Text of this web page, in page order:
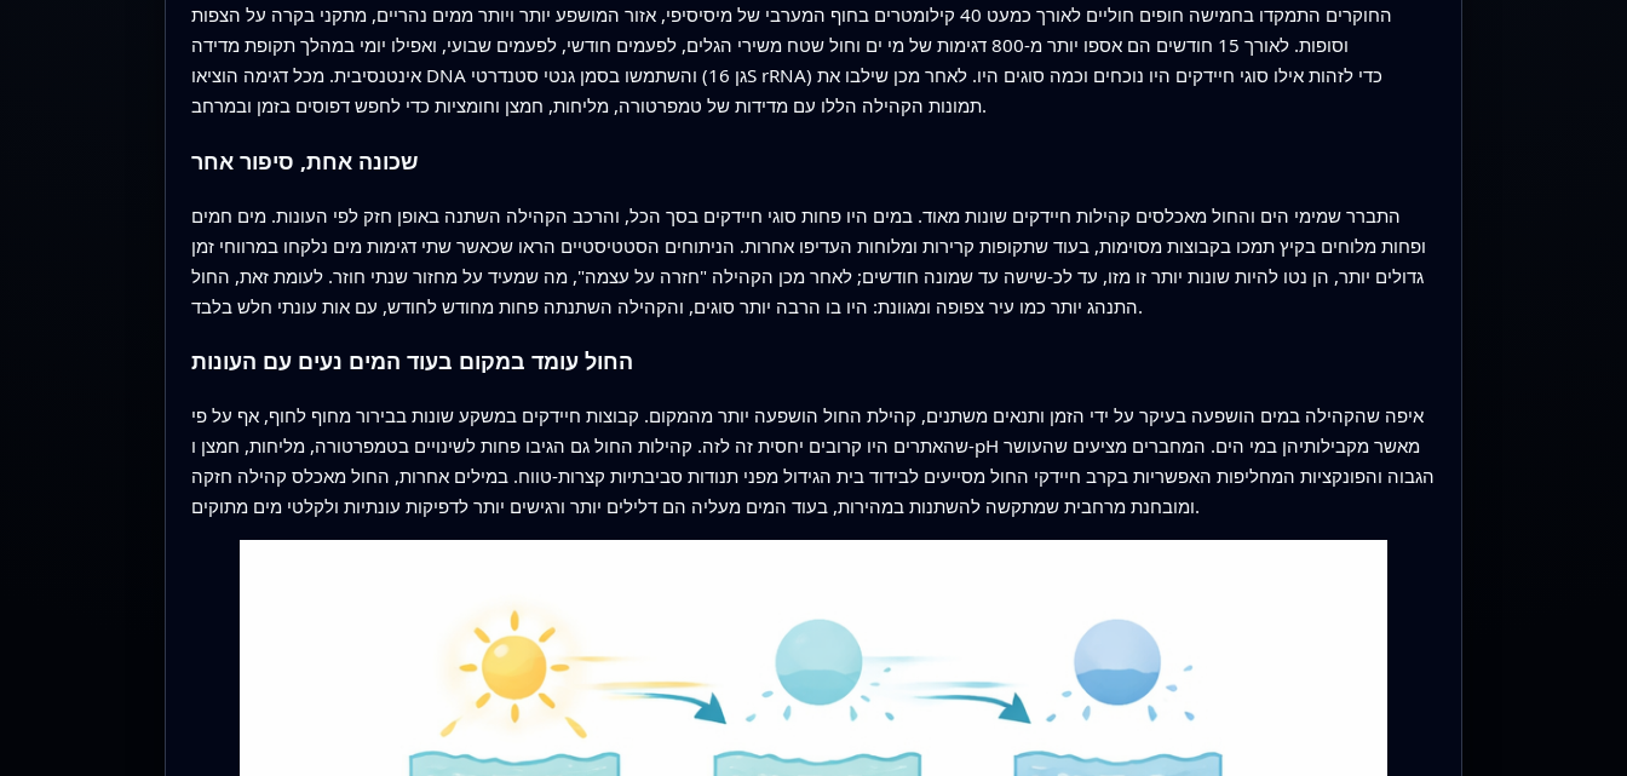
החוקרים התמקדו בחמישה חופים חוליים לאורך כמעט 40 קילומטרים בחוף המערבי של מיסיסיפי, אזור המושפע יותר ויותר ממים נהריים, מתקני בקרה על הצפות
וסופות. לאורך 15 חודשים הם אספו יותר מ‑800 דגימות של מי ים וחול שטח משירי הגלים, לפעמים חודשי, לפעמים שבועי, ואפילו יומי במהלך תקופת מדידה
אינטנסיבית. מכל דגימה הוציאו DNA והשתמשו בסמן גנטי סטנדרטי (גן 16S rRNA) כדי לזהות אילו סוגי חיידקים היו נוכחים וכמה סוגים היו. לאחר מכן שילבו את
תמונות הקהילה הללו עם מדידות של טמפרטורה, מליחות, חמצן וחומציות כדי לחפש דפוסים בזמן ובמרחב.
שכונה אחת, סיפור אחר
התברר שמימי הים והחול מאכלסים קהילות חיידקים שונות מאוד. במים היו פחות סוגי חיידקים בסך הכל, והרכב הקהילה השתנה באופן חזק לפי העונות. מים חמים
ופחות מלוחים בקיץ תמכו בקבוצות מסוימות, בעוד שתקופות קרירות ומלוחות העדיפו אחרות. הניתוחים הסטטיסטיים הראו שכאשר שתי דגימות מים נלקחו במרווחי זמן
גדולים יותר, הן נטו להיות שונות יותר זו מזו, עד לכ‑שישה עד שמונה חודשים; לאחר מכן הקהילה "חזרה על עצמה", מה שמעיד על מחזור שנתי חוזר. לעומת זאת, החול
התנהג יותר כמו עיר צפופה ומגוונת: היו בו הרבה יותר סוגים, והקהילה השתנתה פחות מחודש לחודש, עם אות עונתי חלש בלבד.
החול עומד במקום בעוד המים נעים עם העונות
איפה שהקהילה במים הושפעה בעיקר על ידי הזמן ותנאים משתנים, קהילת החול הושפעה יותר מהמקום. קבוצות חיידקים במשקע שונות בבירור מחוף לחוף, אף על פי
שהאתרים היו קרובים יחסית זה לזה. קהילות החול גם הגיבו פחות לשינויים בטמפרטורה, מליחות, חמצן ו‑pH מאשר מקבילותיהן במי הים. המחברים מציעים שהעושר
הגבוה והפונקציות המחליפות האפשריות בקרב חיידקי החול מסייעים לבידוד בית הגידול מפני תנודות סביבתיות קצרות‑טווח. במילים אחרות, החול מאכלס קהילה חזקה
ומובחנת מרחבית שמתקשה להשתנות במהירות, בעוד המים מעליה הם דלילים יותר ורגישים יותר לדפיקות עונתיות ולקלטי מים מתוקים.